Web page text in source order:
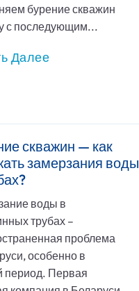
бурение скважин
с последующим...
Далее
скважин — как
замерзания воды
воды в
трубах –
проблема
особенно в
период. Первая